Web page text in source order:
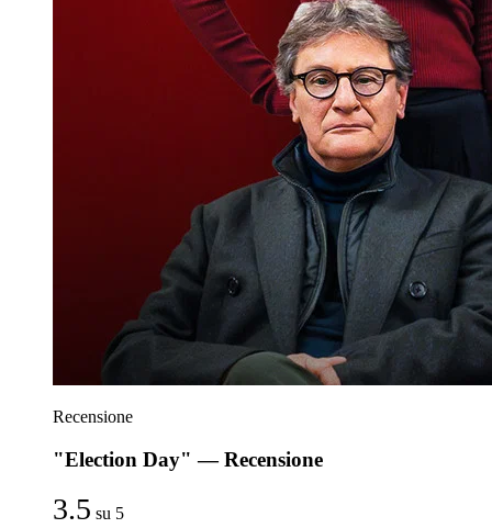
Recensione
"Election Day" — Recensione
3.5 su 5